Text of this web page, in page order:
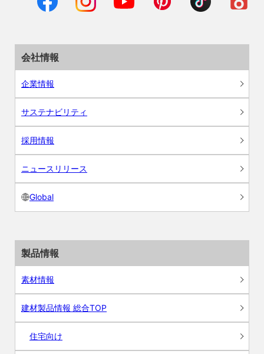
会社情報
企業情報
サステナビリティ
採用情報
ニュースリリース
Global
製品情報
素材情報
建材製品情報 総合TOP
住宅向け